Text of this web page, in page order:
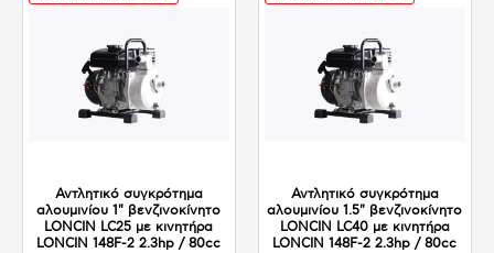
Αντλητικό συγκρότημα
αλουμινίου 1" βενζινοκίνητο
LONCIN LC25 με κινητήρα
LONCIN 148F-2 2.3hp / 80cc
Αντλητικό συγκρότημα
αλουμινίου 1.5" βενζινοκίνητο
LONCIN LC40 με κινητήρα
LONCIN 148F-2 2.3hp / 80cc